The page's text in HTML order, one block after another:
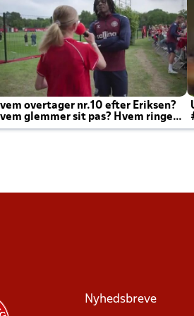
overtager nr.10 efter Eriksen?
glemmer sit pas? Hvem ringer
altid til efter kampe?
Nyhedsbreve